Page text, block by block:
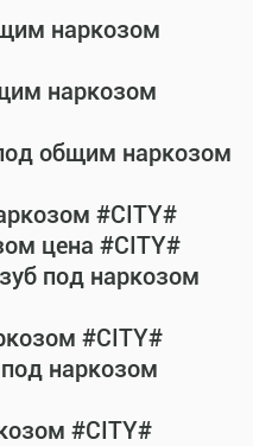
наркозом
наркозом
общим наркозом
#CITY#
цена #CITY#
под наркозом
#CITY#
наркозом
#CITY#